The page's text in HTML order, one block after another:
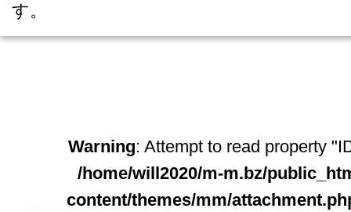
す。
Warning: Attempt to read property
/home/will2020/m-m.bz/
content/themes/mm/